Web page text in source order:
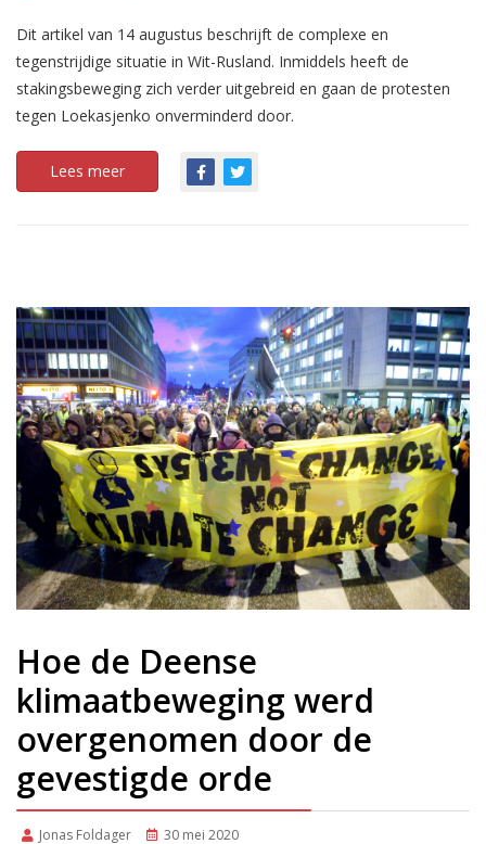
Dit artikel van 14 augustus beschrijft de complexe en
tegenstrijdige situatie in Wit-Rusland. Inmiddels heeft de
stakingsbeweging zich verder uitgebreid en gaan de protesten
tegen Loekasjenko onverminderd door.
Lees meer
Hoe de Deense
klimaatbeweging werd
overgenomen door de
gevestigde orde
Jonas Foldager 30 mei 2020